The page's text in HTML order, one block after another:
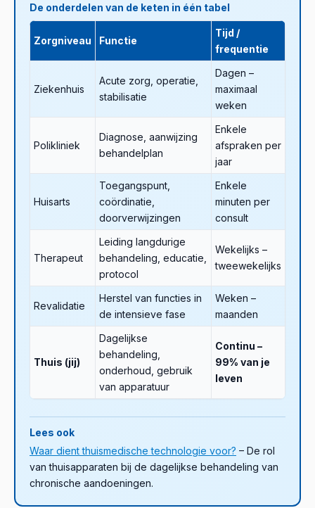
De onderdelen van de keten in één tabel
Zorgniveau Functie
Tijd /
frequentie
Ziekenhuis
Acute zorg, operatie,
stabilisatie
Dagen –
maximaal
weken
Polikliniek
Diagnose, aanwijzing
behandelplan
Enkele
afspraken per
jaar
Huisarts
Toegangspunt,
coördinatie,
doorverwijzingen
Enkele
minuten per
consult
Therapeut
Leiding langdurige
behandeling, educatie,
protocol
Wekelijks –
tweewekelijks
Revalidatie
Herstel van functies in
de intensieve fase
Weken –
maanden
Thuis (jij)
Dagelijkse
behandeling,
onderhoud, gebruik
van apparatuur
Continu –
99% van je
leven
Lees ook
Waar dient thuismedische technologie voor? – De rol
van thuisapparaten bij de dagelijkse behandeling van
chronische aandoeningen.